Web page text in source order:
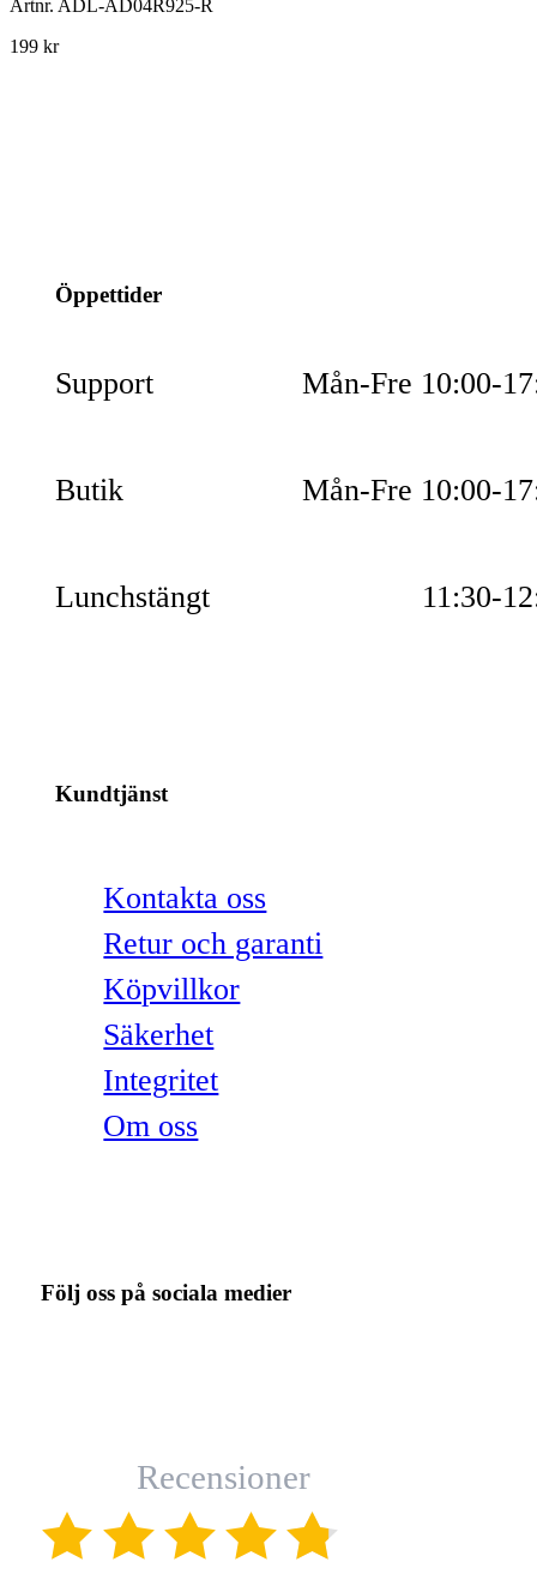
Artnr. ADL-AD04R925-R
199 kr
Öppettider
Support Mån-Fre 10:00-
Butik Mån-Fre 10:00-
Lunchstängt 11:30-
Kundtjänst
Kontakta oss
Retur och garanti
Köpvillkor
Säkerhet
Integritet
Om oss
Följ oss på sociala medier
Recensioner